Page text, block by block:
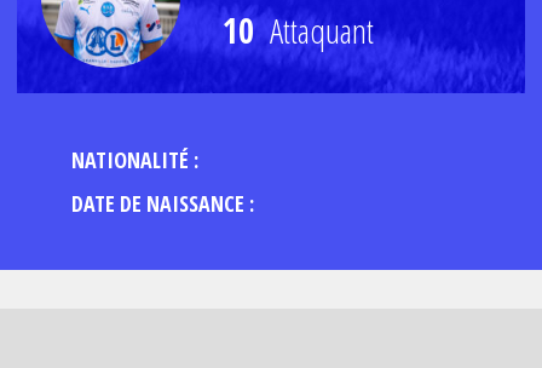
10 Attaquant
NATIONALITÉ :
DATE DE NAISSANCE :